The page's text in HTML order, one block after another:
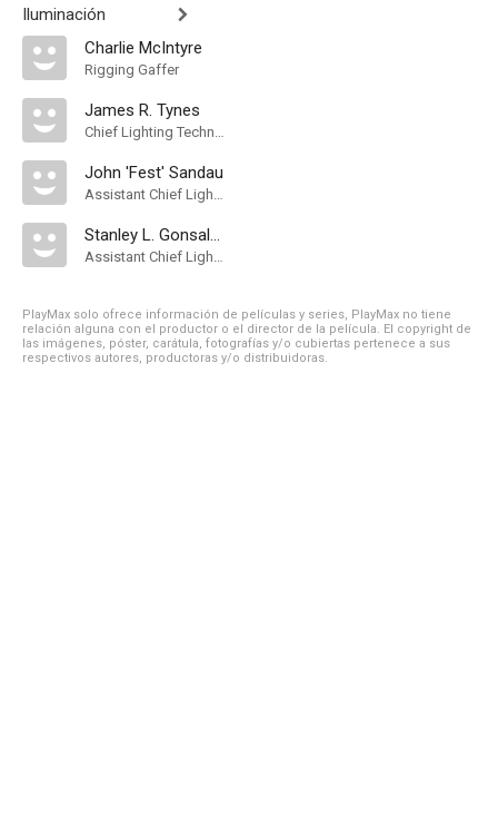
Iluminación
Charlie McIntyre
Rigging Gaffer
James R. Tynes
Chief Lighting Technician
John 'Fest' Sandau
Assistant Chief Lighting Technician
Stanley L. Gonsales
Assistant Chief Lighting Technician
PlayMax solo ofrece información de películas y series, PlayMax no tiene
relación alguna con el productor o el director de la película. El copyright de
las imágenes, póster, carátula, fotografías y/o cubiertas pertenece a sus
respectivos autores, productoras y/o distribuidoras.